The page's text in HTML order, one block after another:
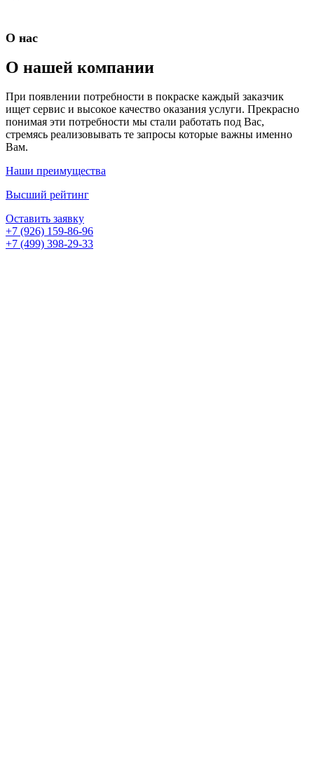
О нас
О нашей компании
При появлении потребности в покраске каждый заказчик
ищет сервис и высокое качество оказания услуги. Прекрасно
понимая эти потребности мы стали работать под Вас,
стремясь реализовывать те запросы которые важны именно
Вам.
Наши преимущества
Высший рейтинг
Оставить заявку
+7 (926) 159-86-96
+7 (499) 398-29-33